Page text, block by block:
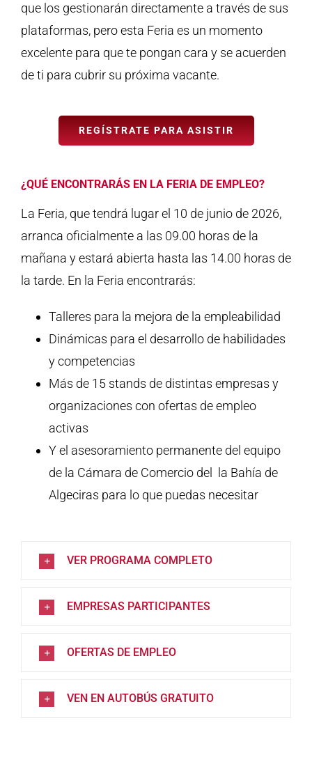
que los gestionarán directamente a través de sus
plataformas, pero esta Feria es un momento
excelente para que te pongan cara y se acuerden
de ti para cubrir su próxima vacante.
REGÍSTRATE PARA ASISTIR
¿QUÉ ENCONTRARÁS EN LA FERIA DE EMPLEO?
La Feria, que tendrá lugar el 10 de junio de 2026,
arranca oficialmente a las 09.00 horas de la
mañana y estará abierta hasta las 14.00 horas de
la tarde. En la Feria encontrarás:
Talleres para la mejora de la empleabilidad
Dinámicas para el desarrollo de habilidades
y competencias
Más de 15 stands de distintas empresas y
organizaciones con ofertas de empleo
activas
Y el asesoramiento permanente del equipo
de la Cámara de Comercio del la Bahía de
Algeciras para lo que puedas necesitar
VER PROGRAMA COMPLETO
EMPRESAS PARTICIPANTES
OFERTAS DE EMPLEO
VEN EN AUTOBÚS GRATUITO